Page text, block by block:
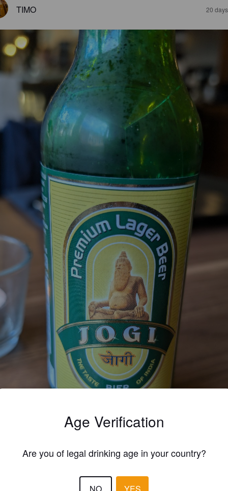
TIMO 20
Age Verification
Are you of legal drinking age in your country?
NO YES